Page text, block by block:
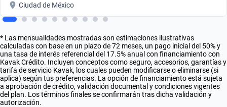
Ciudad de México
* Las mensualidades mostradas son estimaciones ilustrativas
calculadas con base en un plazo de 72 meses, un pago inicial del 50% y
una tasa de interés referencial del 17.5% anual con financiamiento con
Kavak Crédito. Incluyen conceptos como seguro, accesorios, garantías y
tarifa de servicio Kavak, los cuales pueden modificarse o eliminarse (si
aplica) según tus preferencias. La opción de financiamiento está sujeta
a aprobación de crédito, validación documental y condiciones vigentes
del plan. Los términos finales se confirmarán tras dicha validación y
autorización.